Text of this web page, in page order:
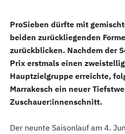
ProSieben dürfte mit
beiden zurückliegenden
zurückblicken. Nachdem der
Prix erstmals einen
Hauptzielgruppe erreichte,
Marrakesch ein neuer
Zuschauer:innenschnitt.
Der neunte Saisonlauf am 4.